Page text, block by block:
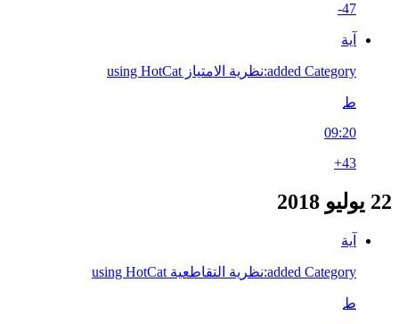
-47
آية
added Category:نظرية الامتياز using HotCat
ط
09:20
+43
22 يوليو 2018
آية
added Category:نظرية التقاطعية using HotCat
ط